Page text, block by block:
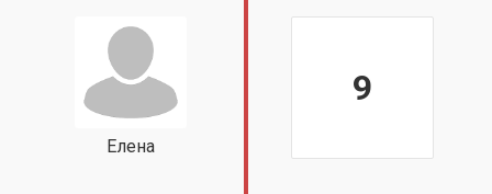
Елена
9